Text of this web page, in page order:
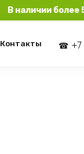
В наличии более
Контакты